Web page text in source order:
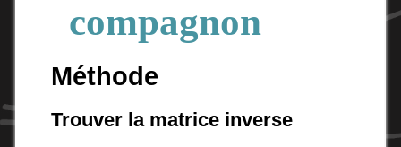
compagnon
Méthode
Trouver la matrice inverse